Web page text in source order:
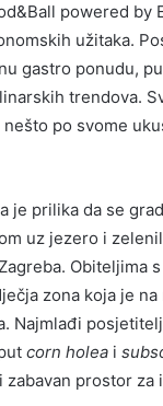
powered by
užitaka.
gastro ponudu,
trendova.
po svome
je prilika da se
uz jezero i
Obiteljima
zona koja je na
Najmlađi
corn holea i
zabavan prostor za